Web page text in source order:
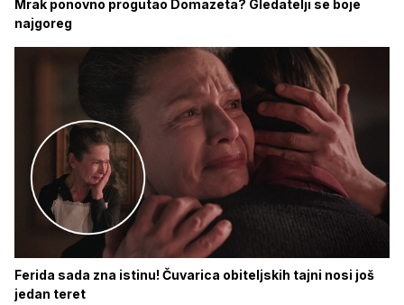
Mrak ponovno progutao Domazeta? Gledatelji se boje
najgoreg
Ferida sada zna istinu! Čuvarica obiteljskih tajni nosi još
jedan teret